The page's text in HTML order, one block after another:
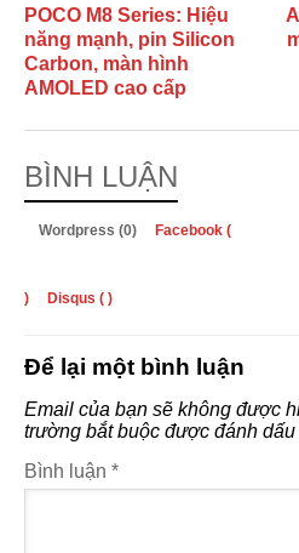
POCO M8 Series: Hiệu
năng mạnh, pin Silicon
Carbon, màn hình
AMOLED cao cấp
BÌNH LUẬN
Wordpress (0) Facebook (
) Disqus ( )
Để lại một bình luận
Email của bạn sẽ không được
trường bắt buộc được đánh dấu
Bình luận *